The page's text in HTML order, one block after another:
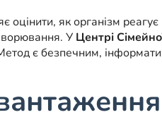
як організм
У Центрі
є безпечним,